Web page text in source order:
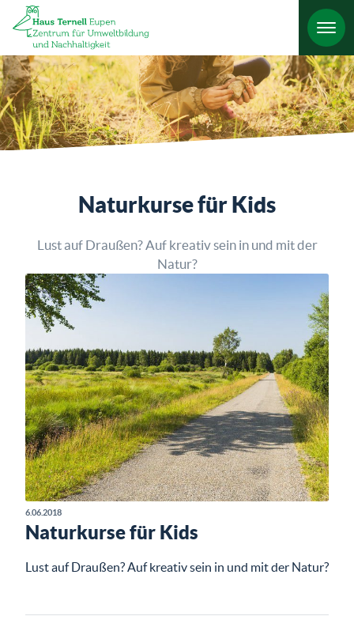
Naturkurse für Kids
Lust auf Draußen? Auf kreativ sein in und mit der
Natur?
6.06.2018
Naturkurse für Kids
Lust auf Draußen? Auf kreativ sein in und mit der Natur?